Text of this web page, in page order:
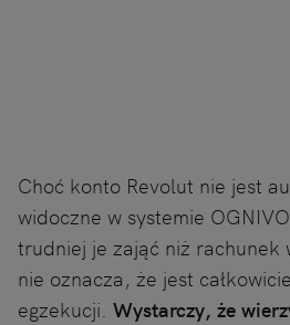
Choć konto Revolut nie jest
widoczne w systemie
trudniej je zająć niż
nie oznacza, że jest
egzekucji. Wystarczy, że